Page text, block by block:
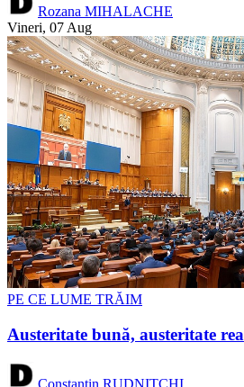
Rozana MIHALACHE
Vineri, 07 Aug
PE CE LUME TRĂIM
Austeritate bună, austeritate rea
Constantin RUDNIȚCHI